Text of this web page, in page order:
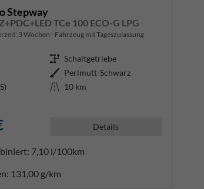
Stepway
TCe 100 ECO-G LPG
3 Wochen Fahrzeug mit Tageszulassung
Getriebe Schaltgetriebe
Außenfarbe Perlmutt-Schwarz
Kilometerstand 10 km
Details
7,10 l/100km
131,00 g/km